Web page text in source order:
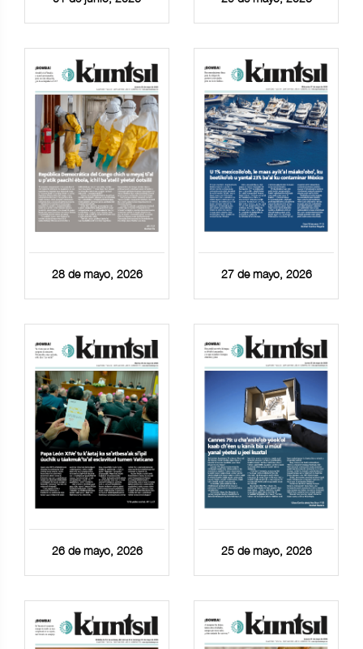
28 de mayo, 2026 27 de mayo, 2026
26 de mayo, 2026 25 de mayo, 2026